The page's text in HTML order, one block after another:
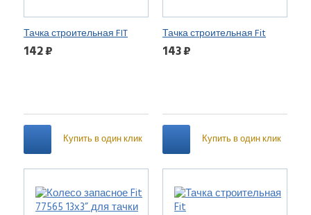
Тачка строительная FIT
142 ₽
Купить в один клик
Тачка строительная Fit
143 ₽
Купить в один клик